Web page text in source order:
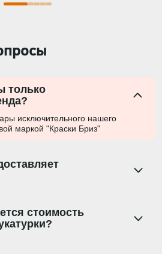
только
исключительного нашего
маркой "Краски Бриз"
стоимость